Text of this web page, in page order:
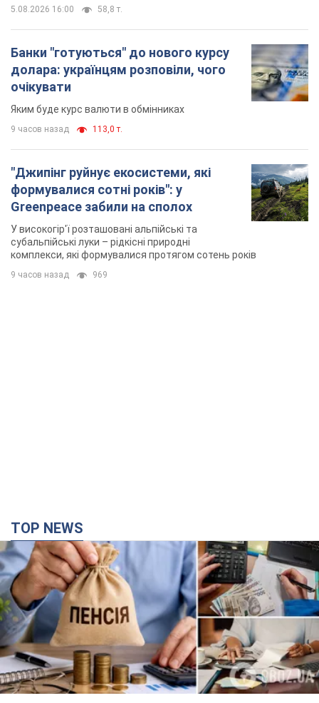
5.08.2026 16:00 58,8 т.
Банки "готуються" до нового курсу
долара: українцям розповіли, чого
очікувати
Яким буде курс валюти в обмінниках
9 часов назад 113,0 т.
"Джипінг руйнує екосистеми, які
формувалися сотні років": у
Greenpeace забили на сполох
У високогір'ї розташовані альпійські та
субальпійські луки – рідкісні природні
комплекси, які формувалися протягом сотень років
9 часов назад 969
TOP NEWS